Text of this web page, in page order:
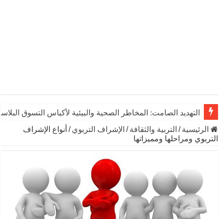
التهديد الصامت: المخاطر الصحية والبيئية لأكياس التسوق
يوم الشاي العالمي: رشفـة من التاريخ تنبض بالحياة والاقتصاد
الرئيسية / التربية والثقافة / الإشراف التربوي / أنواع الإشراف
التربوي ومراحلها ومميزاتها